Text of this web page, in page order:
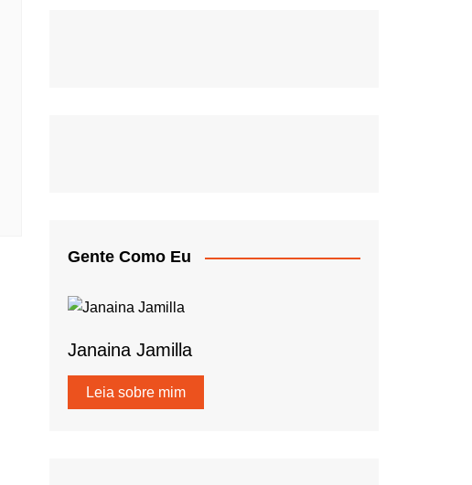
Gente Como Eu
Janaina Jamilla
Leia sobre mim